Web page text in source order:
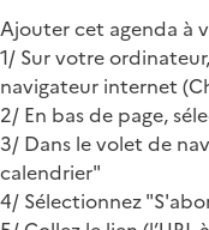
Ajouter cet agenda à
1/ Sur votre
navigateur internet
2/ En bas de page,
3/ Dans le volet de
calendrier"
4/ Sélectionnez